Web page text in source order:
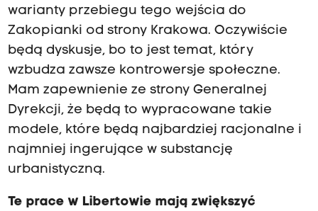
warianty przebiegu tego wejścia do
Zakopianki od strony Krakowa. Oczywiście
będą dyskusje, bo to jest temat, który
wzbudza zawsze kontrowersje społeczne.
Mam zapewnienie ze strony Generalnej
Dyrekcji, że będą to wypracowane takie
modele, które będą najbardziej racjonalne i
najmniej ingerujące w substancję
urbanistyczną.
Te prace w Libertowie mają zwiększyć